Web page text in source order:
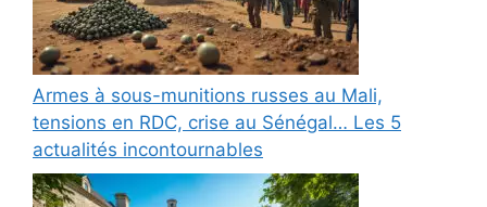
Armes à sous-munitions russes au Mali,
tensions en RDC, crise au Sénégal… Les 5
actualités incontournables